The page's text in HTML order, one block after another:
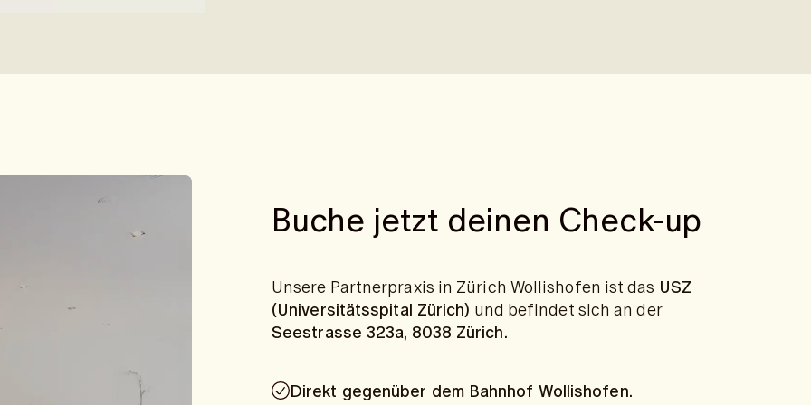
eine online
Buche jetzt deinen Check-up
Unsere Partnerpraxis in Zürich Wollishofen ist das USZ
(Universitätsspital Zürich) und befindet sich an der
Seestrasse 323a, 8038 Zürich.
Direkt gegenüber dem Bahnhof Wollishofen.